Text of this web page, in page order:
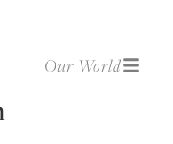
Our World